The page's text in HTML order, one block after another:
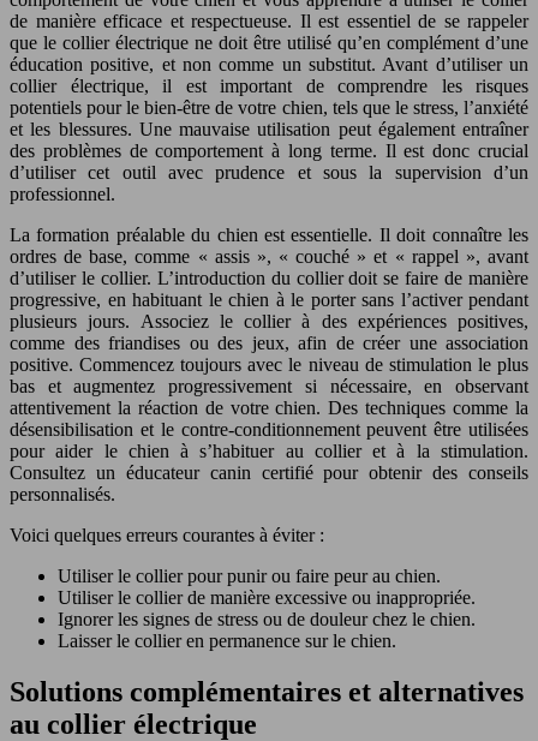
de manière efficace et respectueuse. Il est essentiel de se rappeler
que le collier électrique ne doit être utilisé qu’en complément d’une
éducation positive, et non comme un substitut. Avant d’utiliser un
collier électrique, il est important de comprendre les risques
potentiels pour le bien-être de votre chien, tels que le stress, l’anxiété
et les blessures. Une mauvaise utilisation peut également entraîner
des problèmes de comportement à long terme. Il est donc crucial
d’utiliser cet outil avec prudence et sous la supervision d’un
professionnel.
La formation préalable du chien est essentielle. Il doit connaître les
ordres de base, comme « assis », « couché » et « rappel », avant
d’utiliser le collier. L’introduction du collier doit se faire de manière
progressive, en habituant le chien à le porter sans l’activer pendant
plusieurs jours. Associez le collier à des expériences positives,
comme des friandises ou des jeux, afin de créer une association
positive. Commencez toujours avec le niveau de stimulation le plus
bas et augmentez progressivement si nécessaire, en observant
attentivement la réaction de votre chien. Des techniques comme la
désensibilisation et le contre-conditionnement peuvent être utilisées
pour aider le chien à s’habituer au collier et à la stimulation.
Consultez un éducateur canin certifié pour obtenir des conseils
personnalisés.
Voici quelques erreurs courantes à éviter :
Utiliser le collier pour punir ou faire peur au chien.
Utiliser le collier de manière excessive ou inappropriée.
Ignorer les signes de stress ou de douleur chez le chien.
Laisser le collier en permanence sur le chien.
Solutions complémentaires et alternatives
au collier électrique